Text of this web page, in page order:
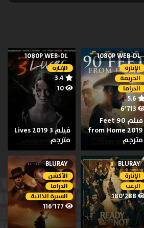
1080P WEB-DL
الإثارة
الجريمة
الدراما
5.6
6٬713
فيلم 90 Feet
from Home 2019
مترجم
1080P WEB-DL
الإثارة
10
فيلم 3 Lives 2019
مترجم
BLURAY
الإثارة
الرعب
180٬288
BLURAY
الأكشن
الدراما
السيرة الذاتية